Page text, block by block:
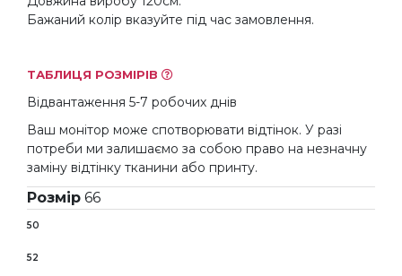
Бажаний колір вказуйте під час замовлення.
ТАБЛИЦЯ РОЗМІРІВ
Відвантаження 5-7 робочих днів
Ваш монітор може спотворювати відтінок. У разі
потреби ми залишаємо за собою право на незначну
заміну відтінку тканини або принту.
Розмір 66
50
52